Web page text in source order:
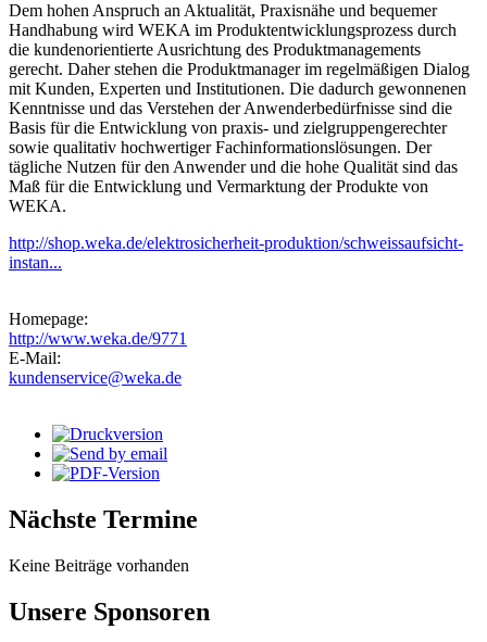
Dem hohen Anspruch an Aktualität, Praxisnähe und bequemer
Handhabung wird WEKA im Produktentwicklungsprozess durch
die kundenorientierte Ausrichtung des Produktmanagements
gerecht. Daher stehen die Produktmanager im regelmäßigen Dialog
mit Kunden, Experten und Institutionen. Die dadurch gewonnenen
Kenntnisse und das Verstehen der Anwenderbedürfnisse sind die
Basis für die Entwicklung von praxis- und zielgruppengerechter
sowie qualitativ hochwertiger Fachinformationslösungen. Der
tägliche Nutzen für den Anwender und die hohe Qualität sind das
Maß für die Entwicklung und Vermarktung der Produkte von
WEKA.
http://shop.weka.de/elektrosicherheit-produktion/schweissaufsicht-
instan...
Homepage:
http://www.weka.de/9771
E-Mail:
kundenservice@weka.de
Nächste Termine
Keine Beiträge vorhanden
Unsere Sponsoren